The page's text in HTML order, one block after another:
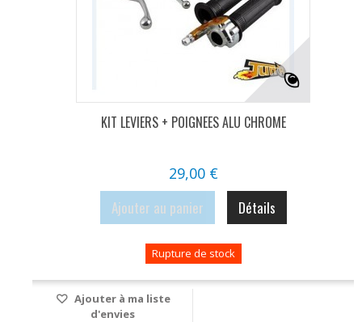
KIT LEVIERS + POIGNEES ALU CHROME
29,00 €
Ajouter au panier Détails
Rupture de stock
Ajouter à ma liste
d'envies